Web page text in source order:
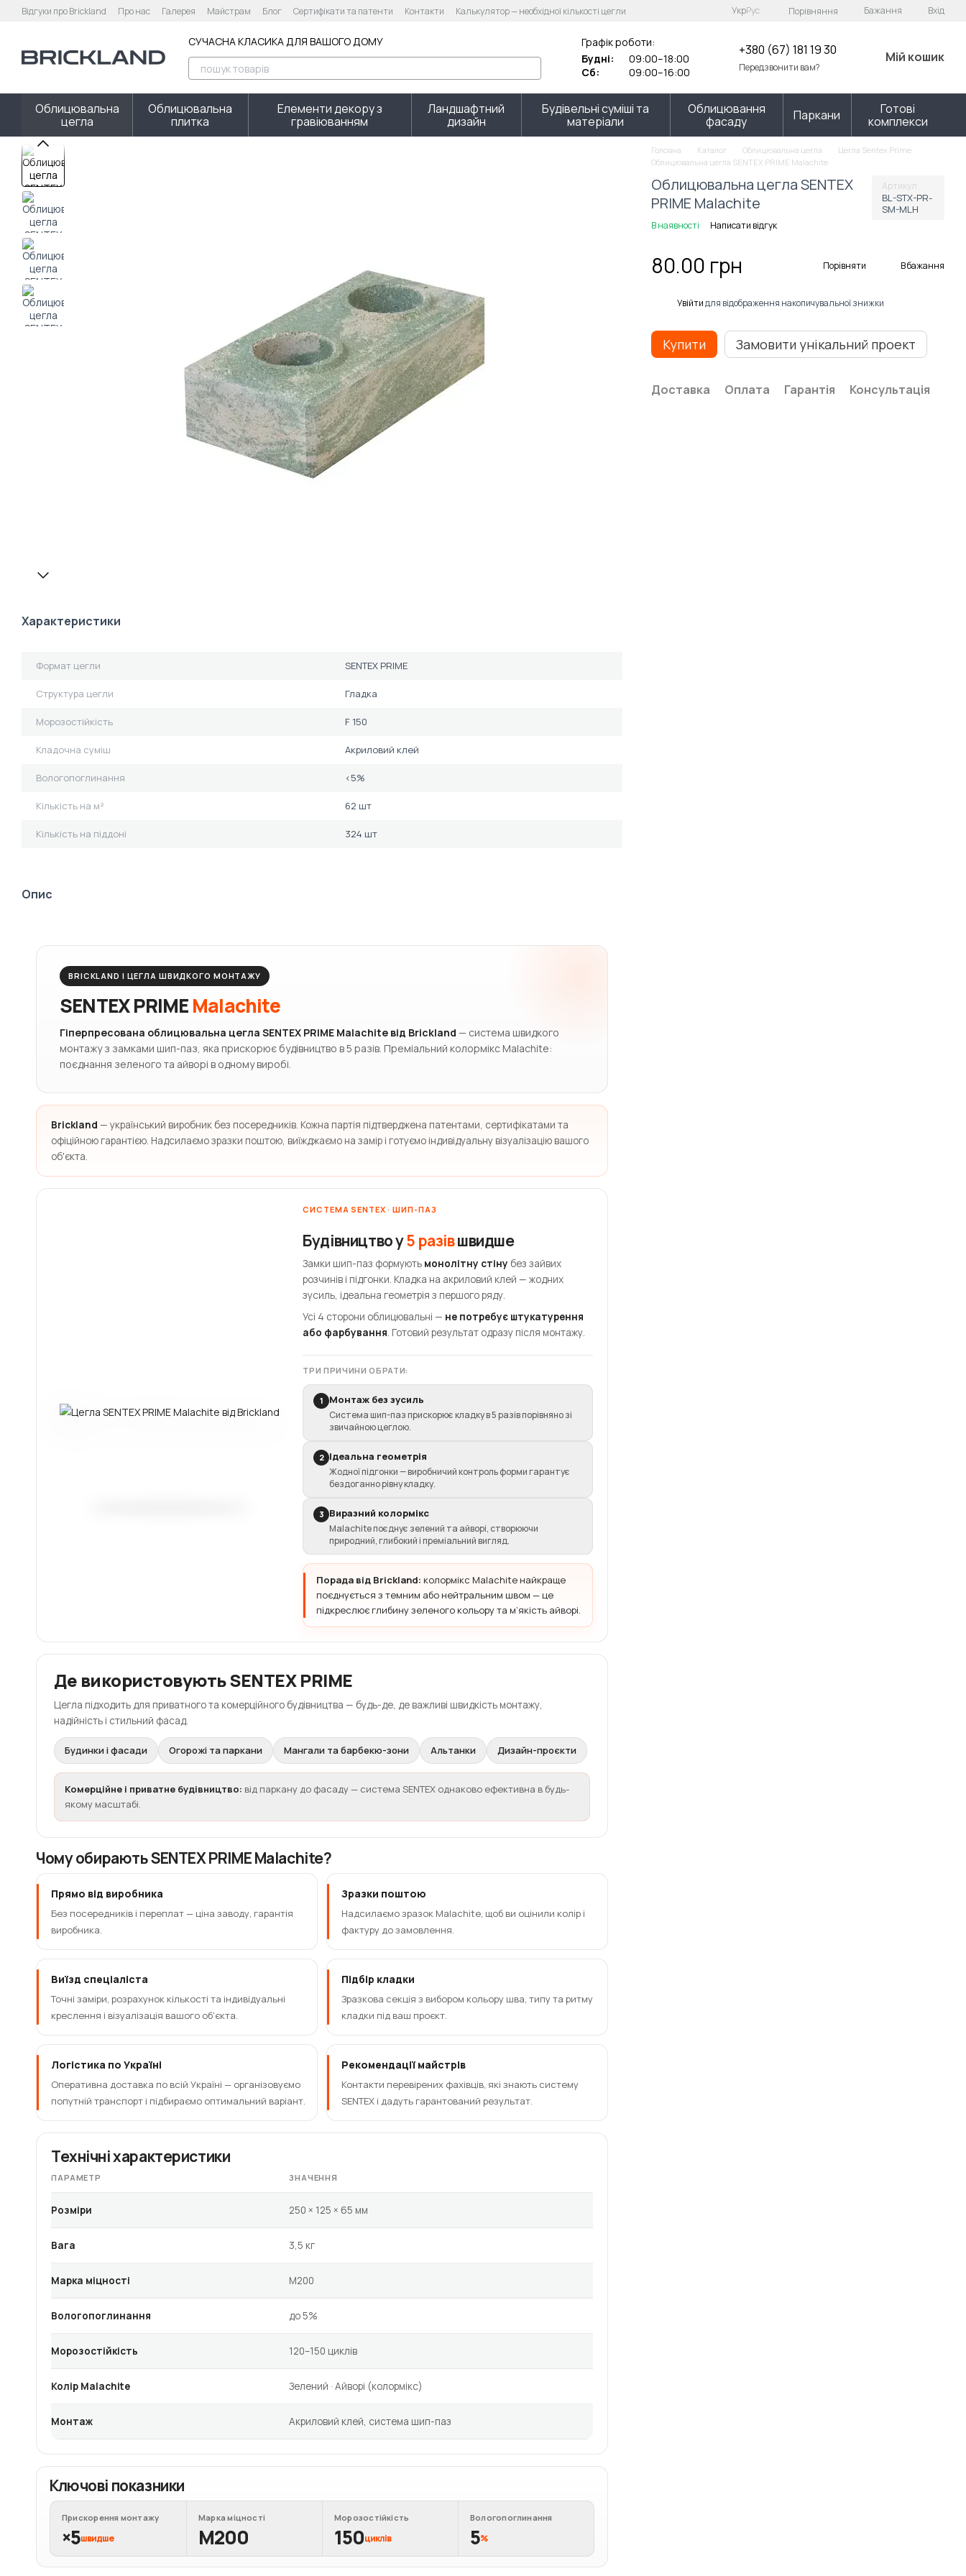
Перейти до основного контенту
Відгуки про Brickland Про нас Галерея Майстрам Блог Сертифікати та патенти Контакти
Калькулятор — необхідної кількості цегли
УкрРус Порівняння Бажання Вхід
СУЧАСНА КЛАСИКА ДЛЯ ВАШОГО ДОМУ
Графік роботи:
Будні:
09:00–18:00
Сб:
09:00–16:00
+380 (67) 181 19 30
Передзвонити вам?
Мій кошик
Облицювальна
цегла
Облицювальна
плитка
Елементи декору з
гравіюванням
Ландшафтний
дизайн
Будівельні суміші та
матеріали
Облицювання
фасаду
Паркани
Готові
комплекси
Характеристики
Формат цегли SENTEX PRIME
Структура цегли Гладка
Морозостійкість F 150
Кладочна суміш Акриловий клей
Вологопоглинання <5%
Кількість на м² 62 шт
Кількість на піддоні 324 шт
Опис
BRICKLAND | ЦЕГЛА ШВИДКОГО МОНТАЖУ
SENTEX PRIMEMalachite
Гіперпресована облицювальна цегла SENTEX PRIME Malachite від Brickland — система швидкого
монтажу з замками шип-паз, яка прискорює будівництво в 5 разів. Преміальний колормікс Malachite:
поєднання зеленого та айворі в одному виробі.
Brickland — український виробник без посередників. Кожна партія підтверджена патентами, сертифікатами та
офіційною гарантією. Надсилаємо зразки поштою, виїжджаємо на замір і готуємо індивідуальну візуалізацію вашого
об'єкта.
СИСТЕМА SENTEX · ШИП-ПАЗ
Будівництво у5 разівшвидше
Замки шип-паз формують монолітну стіну без зайвих
розчинів і підгонки. Кладка на акриловий клей — жодних
зусиль, ідеальна геометрія з першого ряду.
Усі 4 сторони облицювальні — не потребує штукатурення
або фарбування. Готовий результат одразу після монтажу.
ТРИ ПРИЧИНИ ОБРАТИ:
1 Монтаж без зусиль
Система шип-паз прискорює кладку в 5 разів порівняно зі
звичайною цеглою.
2 Ідеальна геометрія
Жодної підгонки — виробничий контроль форми гарантує
бездоганно рівну кладку.
3 Виразний колормікс
Malachite поєднує зелений та айворі, створюючи
природний, глибокий і преміальний вигляд.
Порада від Brickland: колормікс Malachite найкраще
поєднується з темним або нейтральним швом — це
підкреслює глибину зеленого кольору та м’якість айворі.
Де використовують SENTEX PRIME
Цегла підходить для приватного та комерційного будівництва — будь-де, де важливі швидкість монтажу,
надійність і стильний фасад.
Будинки і фасади Огорожі та паркани Мангали та барбекю-зони Альтанки Дизайн-проєкти
Комерційне і приватне будівництво: від паркану до фасаду — система SENTEX однаково ефективна в будь-
якому масштабі.
Чому обирають SENTEX PRIME Malachite?
Прямо від виробника
Без посередників і переплат — ціна заводу, гарантія
виробника.
Зразки поштою
Надсилаємо зразок Malachite, щоб ви оцінили колір і
фактуру до замовлення.
Виїзд спеціаліста
Точні заміри, розрахунок кількості та індивідуальні
креслення і візуалізація вашого об'єкта.
Підбір кладки
Зразкова секція з вибором кольору шва, типу та ритму
кладки під ваш проєкт.
Логістика по Україні
Оперативна доставка по всій Україні — організовуємо
попутній транспорт і підбираємо оптимальний варіант.
Рекомендації майстрів
Контакти перевірених фахівців, які знають систему
SENTEX і дадуть гарантований результат.
Технічні характеристики
ПАРАМЕТР ЗНАЧЕННЯ
Розміри 250 × 125 × 65 мм
Вага 3,5 кг
Марка міцності М200
Вологопоглинання до 5%
Морозостійкість 120–150 циклів
Колір Malachite Зелений · Айворі (колормікс)
Монтаж Акриловий клей, система шип-паз
Ключові показники
Прискорення монтажу
×5швидше
Марка міцності
М200
Морозостійкість
150циклів
Вологопоглинання
5%
Головна Каталог Облицювальна цегла
Цегла Sentex Prime
Облицювальна цегла SENTEX PRIME Malachite
Облицювальна цегла SENTEX
PRIME Malachite
Артикул
BL-STX-PR-
SM-MLH
В наявності Написати відгук
80.00 грн Порівняти В бажання
Увійтидля відображення накопичувальної знижки
Купити Замовити унікальний проект
Доставка Оплата Гарантія Консультація